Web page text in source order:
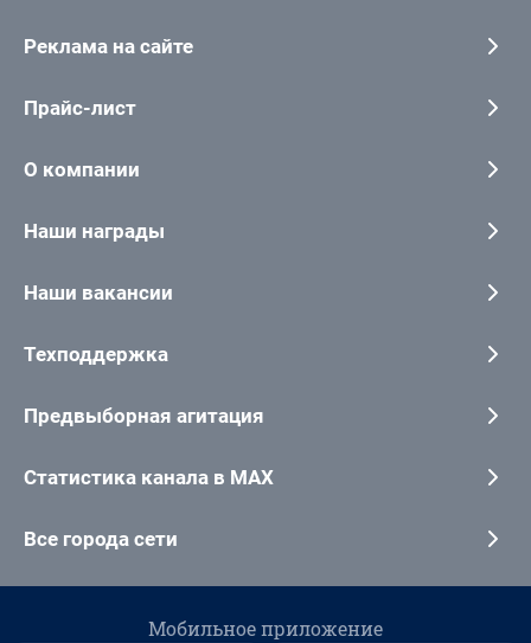
Реклама на сайте
Прайс-лист
О компании
Наши награды
Наши вакансии
Техподдержка
Предвыборная агитация
Статистика канала в MAX
Все города сети
Мобильное приложение